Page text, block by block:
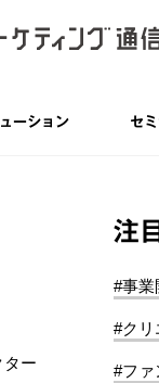
ーション セ
ター
注
#事業
#クリ
#ファ